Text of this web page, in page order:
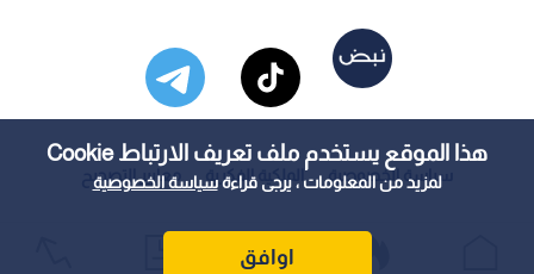
هذا الموقع يستخدم ملف تعريف الارتباط Cookie
لمزيد من المعلومات ، يرجى قراءةسياسة الخصوصية
اوافق
سياسة الخصوصية الملكية الفكرية معايير التصحيح